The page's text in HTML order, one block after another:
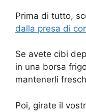
Prima di tutto,
dalla presa di
Se avete cibi
in una borsa
mantenerli
Poi, girate il